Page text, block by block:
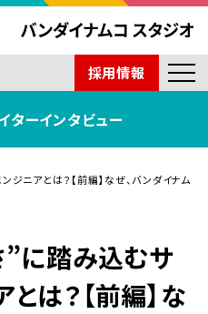
採用情報
材依頼
ターインタビュー
ニアとは？【前編】なぜ、バンダイナム
に踏み込むサ
は？【前編】な